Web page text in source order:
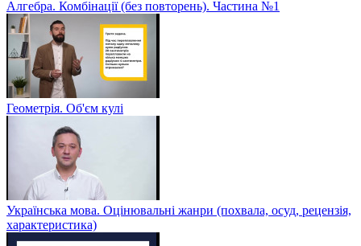
Алгебра. Комбінації (без повторень). Частина №1
Геометрія. Об'єм кулі
Українська мова. Оцінювальні жанри (похвала, осуд, рецензія,
характеристика)